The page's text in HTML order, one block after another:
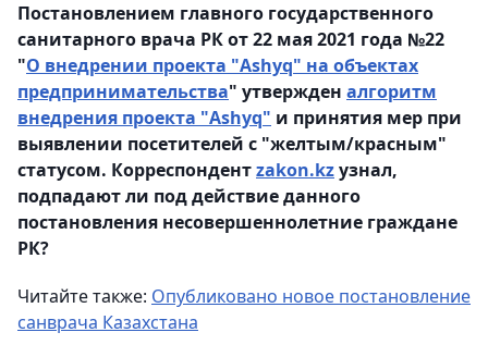
Постановлением главного государственного
санитарного врача РК от 22 мая 2021 года №22
"О внедрении проекта "Ashyq" на объектах
предпринимательства" утвержден алгоритм
внедрения проекта "Ashyq" и принятия мер при
выявлении посетителей с "желтым/красным"
статусом. Корреспондентzakon.kzузнал,
подпадают ли под действие данного
постановления несовершеннолетние граждане
РК?
Читайте также: Опубликовано новое постановление
санврача Казахстана